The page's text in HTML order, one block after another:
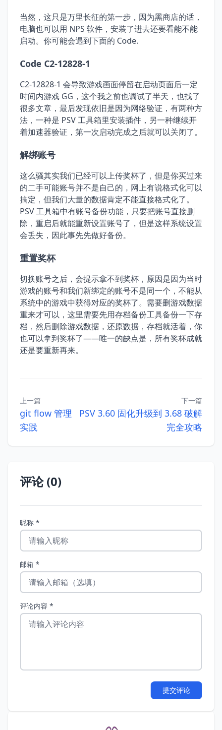
当然，这只是万里长征的第一步，因为黑商店的话，
电脑也可以用 NPS 软件，安装了进去还要看能不能
启动。你可能会遇到下面的 Code.
Code C2-12828-1
C2-12828-1 会导致游戏画面停留在启动页面后一定
时间内游戏 GG，这个我之前也调试了半天，也找了
很多文章，最后发现依旧是因为网络验证，有两种方
法，一种是 PSV 工具箱里安装插件，另一种继续开
着加速器验证，第一次启动完成之后就可以关闭了。
解绑账号
这么骚其实我们已经可以上传奖杯了，但是你买过来
的二手可能账号并不是自己的，网上有说格式化可以
搞定，但我们大量的数据肯定不能直接格式化了。
PSV 工具箱中有账号备份功能，只要把账号直接删
除，重启后就能重新设置账号了，但是这样系统设置
会丢失，因此事先先做好备份。
重置奖杯
切换账号之后，会提示拿不到奖杯，原因是因为当时
游戏的账号和我们新绑定的账号不是同一个，不能从
系统中的游戏中获得对应的奖杯了。需要删游戏数据
重来才可以，这里需要先用存档备份工具备份一下存
档，然后删除游戏数据，还原数据，存档就活着，你
也可以拿到奖杯了——唯一的缺点是，所有奖杯成就
还是要重新再来。
上一篇
git flow 管理
实践
下一篇
PSV 3.60 固化升级到 3.68 破解
完全攻略
评论 (0)
昵称 *
邮箱 *
评论内容 *
提交评论